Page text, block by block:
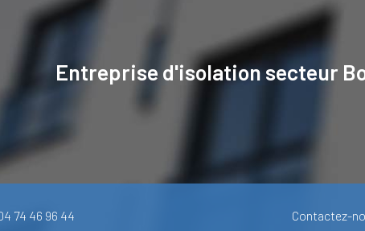
Entreprise d'isolation secteur
74 46 96 44 Contactez-